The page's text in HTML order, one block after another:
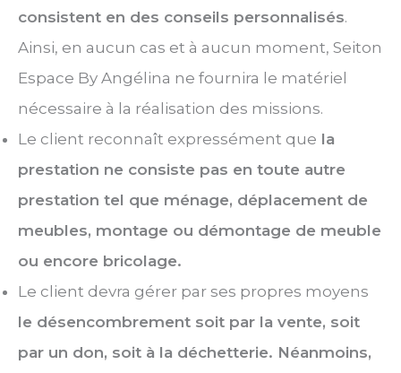
consistent en des conseils personnalisés.
Ainsi, en aucun cas et à aucun moment, Seiton
Espace By Angélina ne fournira le matériel
nécessaire à la réalisation des missions.
Le client reconnaît expressément que la
prestation ne consiste pas en toute autre
prestation tel que ménage, déplacement de
meubles, montage ou démontage de meuble
ou encore bricolage.
Le client devra gérer par ses propres moyens
le désencombrement soit par la vente, soit
par un don, soit à la déchetterie. Néanmoins,